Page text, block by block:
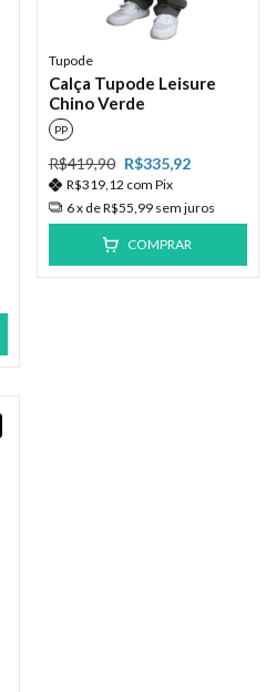
Tupode
Calça Tupode Leisure
Chino Verde
PP
R$419,90 R$335,92
R$319,12 com Pix
6x deR$55,99 sem juros
COMPRAR